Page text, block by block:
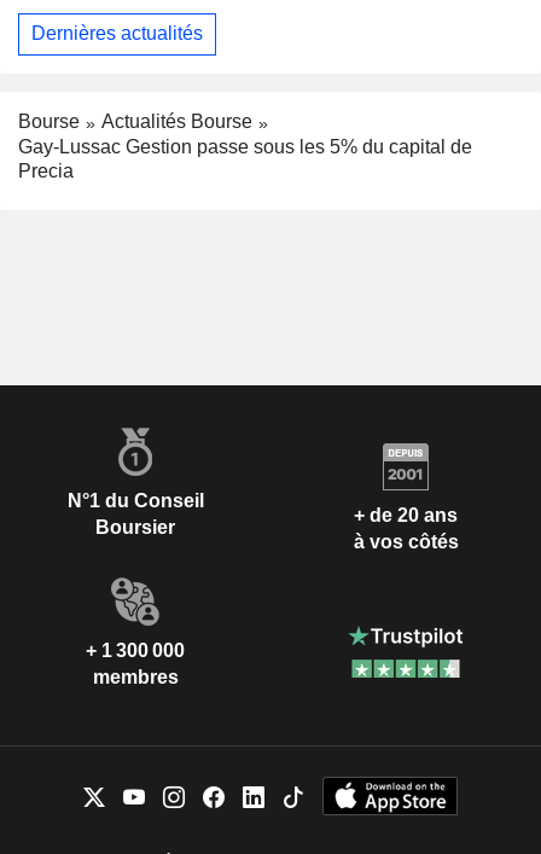
Dernières actualités
Bourse
Actualités Bourse
Gay-Lussac Gestion passe sous les 5% du capital de
Precia
N°1 du Conseil
Boursier
+ de 20 ans
à vos côtés
+ 1 300 000
membres